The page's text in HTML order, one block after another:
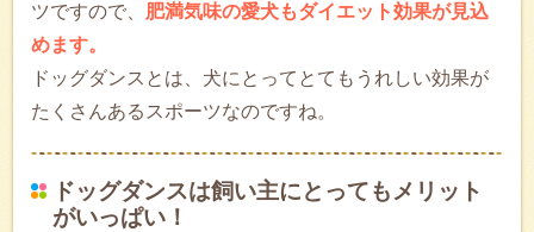
ツですので、 肥満気味の愛犬もダイエット効果が見込
めます。
ドッグダンスとは、犬にとってとてもうれしい効果が
たくさんあるスポーツなのですね。
ドッグダンスは飼い主にとってもメリット
がいっぱい！